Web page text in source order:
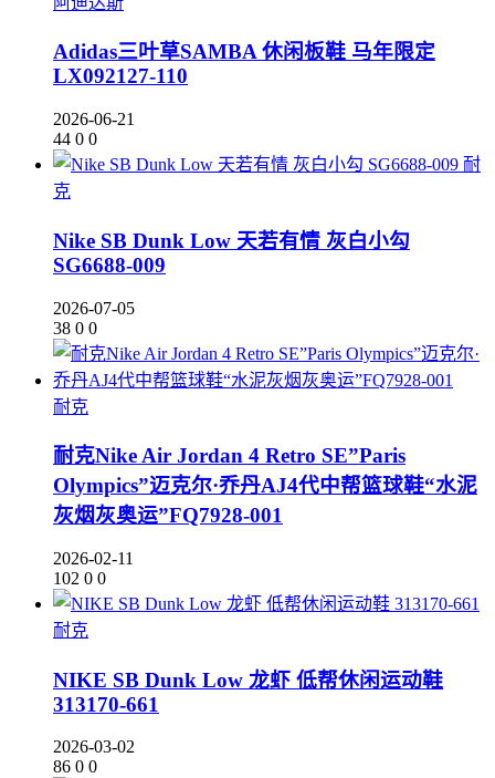
Adidas三叶草SAMBA 休闲板鞋 马年限定
LX092127-110
2026-06-21
44 0 0
耐
克
Nike SB Dunk Low 天若有情 灰白小勾
SG6688-009
2026-07-05
38 0 0
耐克
耐克Nike Air Jordan 4 Retro SE”Paris
Olympics”迈克尔·乔丹AJ4代中帮篮球鞋“水泥
灰烟灰奥运”FQ7928-001
2026-02-11
102 0 0
耐克
NIKE SB Dunk Low 龙虾 低帮休闲运动鞋
313170-661
2026-03-02
86 0 0